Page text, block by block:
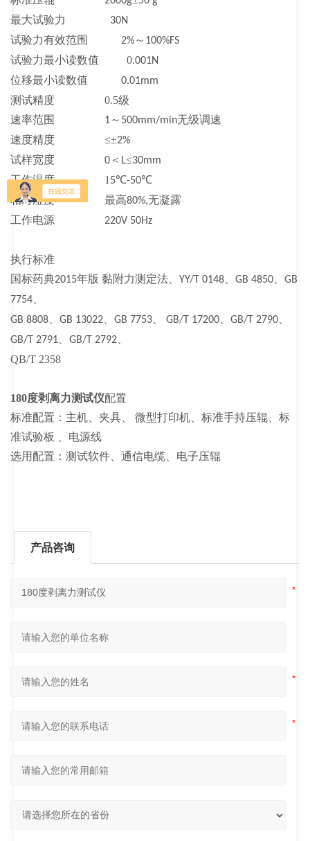
最大试验力 30N
试验力有效范围 2%～ 100%FS
试验力最小读数值 0.001N
位移最小读数值 0.01mm
测试精度 0.5级
速率范围
1～ 500mm/min无级调速
速度精度 ≤±2%
试样宽度 0 ＜ L≤30mm
工作温度1 5℃-50℃
相对湿度最高80%,无凝露
工作电源
220V 50Hz
执行标准
国标药典2015年版 黏附力测定法、YY/T 0148 、GB 4850 、GB
7754
GB 8808 、GB 13022 、GB 7753 、GB/T 17200 、GB/T 2790
GB/T 2791 、GB/T 2792
QB/T 2358
180度剥离力测试仪配置
标准配置：主机、夹具、
微型打印机、标准手持压辊、标
准试验板 、电源线
选用配置：测试软件、通信电缆、电子压辊
产品咨询